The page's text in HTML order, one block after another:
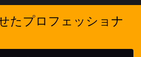
たプロフェッショナ